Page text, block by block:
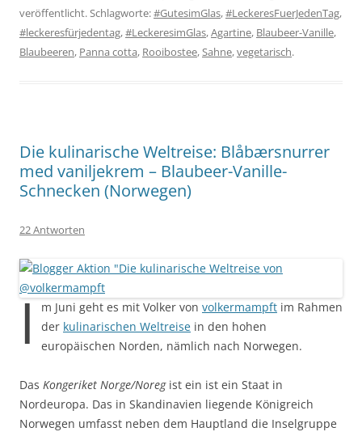
veröffentlicht. Schlagworte:#GutesimGlas,#LeckeresFuerJedenTag,
#leckeresfürjedentag,#LeckeresimGlas,Agartine, Blaubeer-Vanille,
Blaubeeren, Panna cotta, Rooibostee, Sahne,vegetarisch.
Die kulinarische Weltreise: Blåbærsnurrer
med vaniljekrem – Blaubeer-Vanille-
Schnecken (Norwegen)
22 Antworten
I m Juni geht es mit Volker von volkermampft im Rahmen
der kulinarischen Weltreise in den hohen
europäischen Norden, nämlich nach Norwegen.
Das Kongeriket Norge/Noregist ein ist ein Staat in
Nordeuropa. Das in Skandinavien liegende Königreich
Norwegen umfasst neben dem Hauptland die Inselgruppe